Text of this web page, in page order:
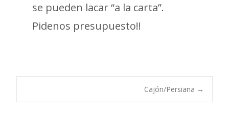
se pueden lacar “a la carta”.
Pidenos presupuesto!!
NavegaciónCajón/Persiana →